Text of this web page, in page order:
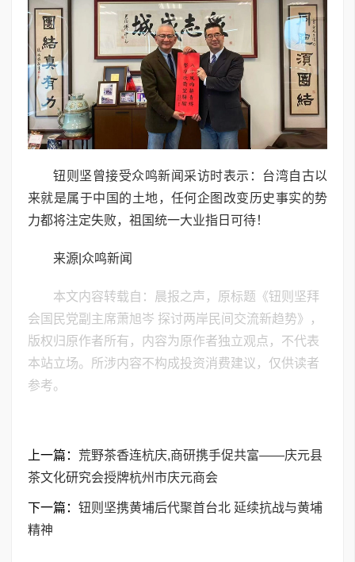
钮则坚曾接受众鸣新闻采访时表示：台湾自古以
来就是属于中国的土地，任何企图改变历史事实的势
力都将注定失败，祖国统一大业指日可待！
来源|众鸣新闻
本文内容转载自：晨报之声，原标题《钮则坚拜
会国民党副主席萧旭岑 探讨两岸民间交流新趋势》，
版权归原作者所有，内容为原作者独立观点，不代表
本站立场。所涉内容不构成投资消费建议，仅供读者
参考。
上一篇： 荒野茶香连杭庆,商研携手促共富——庆元县
茶文化研究会授牌杭州市庆元商会
下一篇： 钮则坚携黄埔后代聚首台北 延续抗战与黄埔
精神